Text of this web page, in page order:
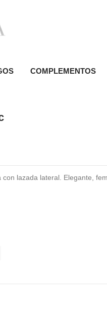
COMPLEMENTOS
lazada lateral. Elegante,